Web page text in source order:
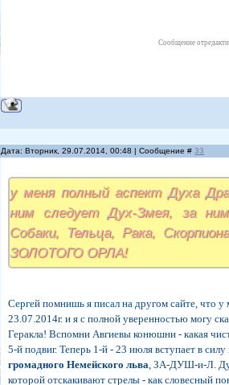
Сообщение
Дата: Вторник, 29.07.2014, 00:48 | Сообщение #33
у меня полный аспект Духа
ним следует Дух-Змея, за
Собаки, Тельца, Рака,
ЗОЛОТОГО ОРЛА!
Сергей помнишь я писал на другом сайте, что
23.07.2014г. и я с полной уверенностью могу
Геракла! Вспомни Авгиевы конюшни - какая
5-й подвиг. Теперь 1-й - 23 июля вступает в
громадного Немейского льва, ЗА-ДУШ-и-Л.
которой отскакивают стрелы - как словесный